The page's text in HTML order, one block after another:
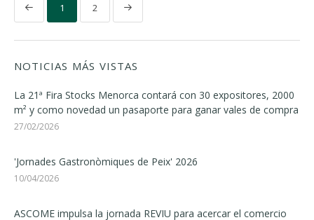
1 2
NOTICIAS MÁS VISTAS
La 21ª Fira Stocks Menorca contará con 30 expositores, 2000
m² y como novedad un pasaporte para ganar vales de compra
27/02/2026
'Jornades Gastronòmiques de Peix' 2026
10/04/2026
ASCOME impulsa la jornada REVIU para acercar el comercio